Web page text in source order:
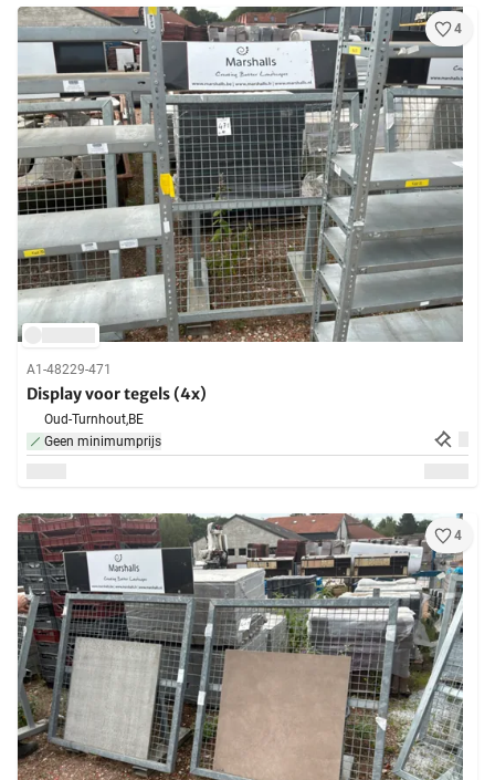
4
A1-48229-471
Display voor tegels (4x)
Oud-Turnhout,BE
Geen minimumprijs
4